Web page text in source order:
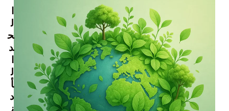
ا
ل
ح
د
ا
ل
أ
د